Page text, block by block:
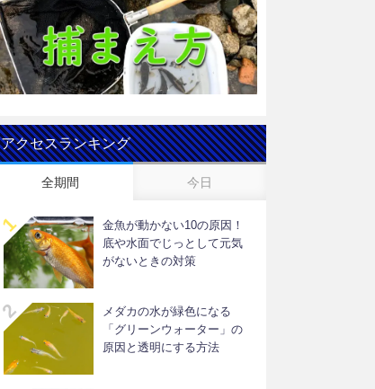
アクセスランキング
全期間 今日
金魚が動かない10の原因！
底や水面でじっとして元気
がないときの対策
メダカの水が緑色になる
「グリーンウォーター」の
原因と透明にする方法